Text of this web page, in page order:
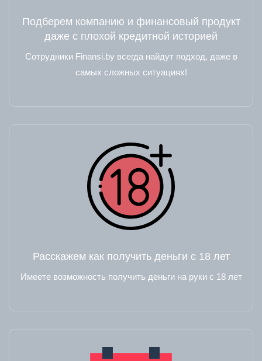
Подберем компанию и финансовый продукт
даже с плохой кредитной историей
Сотрудники Finansi.by всегда найдут подход, даже в
самых сложных ситуациях!
Расскажем как получить деньги с 18 лет
Имеете возможность получить деньги на руки с 18 лет